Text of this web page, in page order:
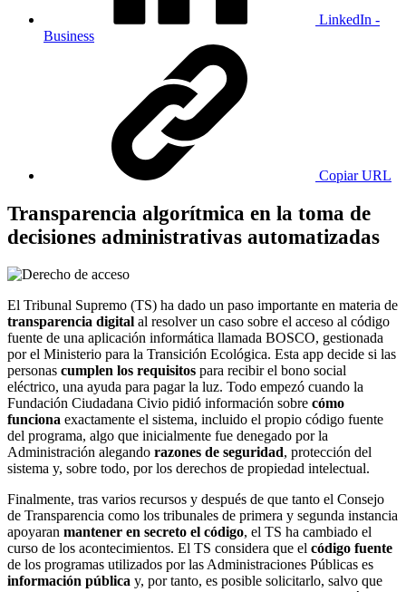
LinkedIn -
Business
Copiar URL
Transparencia algorítmica en la toma de
decisiones administrativas automatizadas
El Tribunal Supremo (TS) ha dado un paso importante en materia de
transparencia digital al resolver un caso sobre el acceso al código
fuente de una aplicación informática llamada BOSCO, gestionada
por el Ministerio para la Transición Ecológica. Esta app decide si las
personas cumplen los requisitos para recibir el bono social
eléctrico, una ayuda para pagar la luz. Todo empezó cuando la
Fundación Ciudadana Civio pidió información sobre cómo
funciona exactamente el sistema, incluido el propio código fuente
del programa, algo que inicialmente fue denegado por la
Administración alegando razones de seguridad, protección del
sistema y, sobre todo, por los derechos de propiedad intelectual.
Finalmente, tras varios recursos y después de que tanto el Consejo
de Transparencia como los tribunales de primera y segunda instancia
apoyaran mantener en secreto el código, el TS ha cambiado el
curso de los acontecimientos. El TS considera que el código fuente
de los programas utilizados por las Administraciones Públicas es
información pública y, por tanto, es posible solicitarlo, salvo que